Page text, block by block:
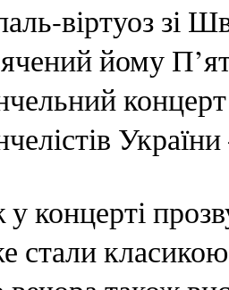
віртуоз зі
йому
концерті
стали